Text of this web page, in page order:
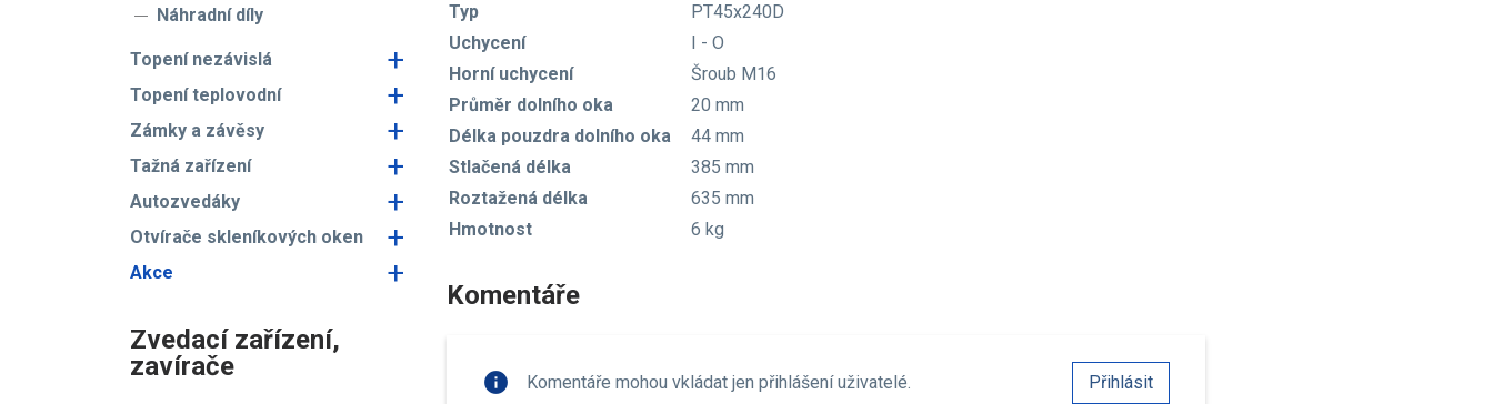
Náhradní díly
Topení nezávislá +
Topení teplovodní +
Zámky a závěsy +
Tažná zařízení +
Autozvedáky +
Otvírače skleníkových oken +
Akce +
Zvedací zařízení,
zavírače
Typ
PT45x240D
Uchycení
I - O
Horní uchycení
Šroub M16
Průměr dolního oka
20 mm
Délka pouzdra dolního oka
44 mm
Stlačená délka
385 mm
Roztažená délka
635 mm
Hmotnost
6 kg
Komentáře
info Komentáře mohou vkládat jen přihlášení uživatelé. Přihlásit